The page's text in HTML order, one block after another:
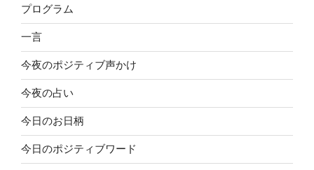
プログラム
一言
今夜のポジティブ声かけ
今夜の占い
今日のお日柄
今日のポジティブワード